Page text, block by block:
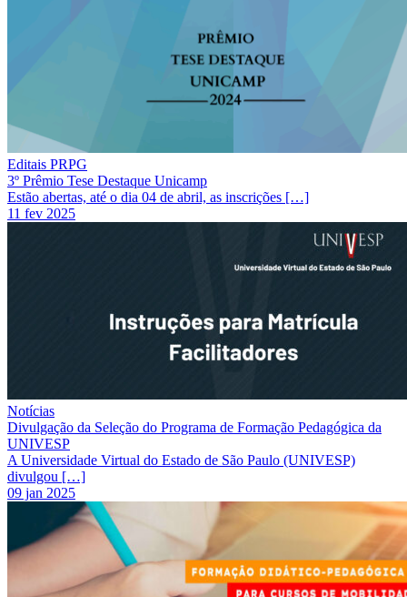
Editais PRPG
3º Prêmio Tese Destaque Unicamp
Estão abertas, até o dia 04 de abril, as inscrições […]
11 fev 2025
Notícias
Divulgação da Seleção do Programa de Formação Pedagógica da
UNIVESP
A Universidade Virtual do Estado de São Paulo (UNIVESP)
divulgou […]
09 jan 2025